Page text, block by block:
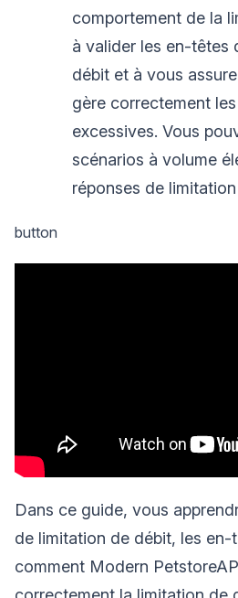
comportement de la
à valider les en-têtes
débit et à vous
gère correctement
excessives. Vous
scénarios à volume
réponses de
button
Dans ce guide, vous
de limitation de débit, les
comment Modern